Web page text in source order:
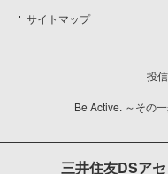
サイトマップ
投
Be Active. ～その
三井住友DSア